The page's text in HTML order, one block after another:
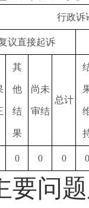
行政诉
议直接起诉
其
他
结
果
尚未
审结
总计
0 0 0 0
要问